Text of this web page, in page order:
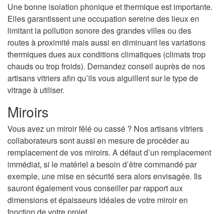
Une bonne isolation phonique et thermique est importante.
Elles garantissent une occupation sereine des lieux en
limitant la pollution sonore des grandes villes ou des
routes à proximité mais aussi en diminuant les variations
thermiques dues aux conditions climatiques (climats trop
chauds ou trop froids). Demandez conseil auprès de nos
artisans vitriers afin qu’ils vous aiguillent sur le type de
vitrage à utiliser.
Miroirs
Vous avez un miroir fêlé ou cassé ? Nos artisans vitriers
collaborateurs sont aussi en mesure de procéder au
remplacement de vos miroirs. A défaut d’un remplacement
immédiat, si le matériel a besoin d’être commandé par
exemple, une mise en sécurité sera alors envisagée. Ils
sauront également vous conseiller par rapport aux
dimensions et épaisseurs idéales de votre miroir en
fonction de votre projet.